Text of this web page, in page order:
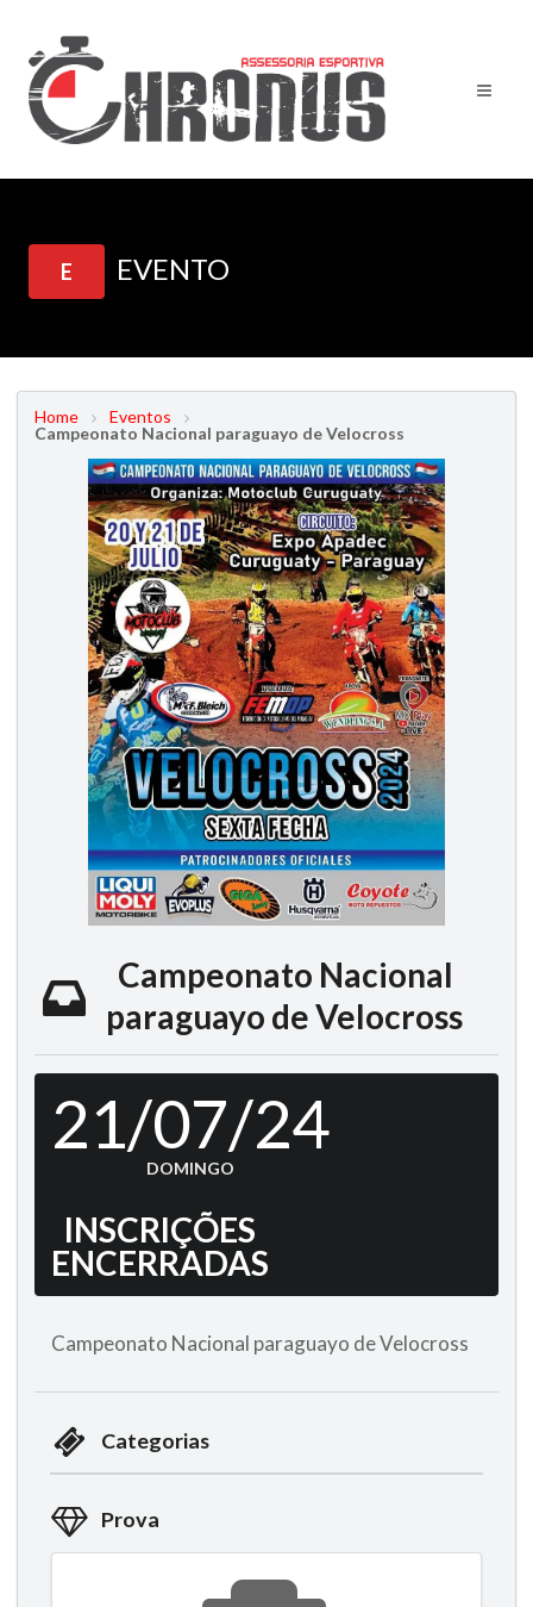
E EVENTO
Home
Eventos
Campeonato Nacional paraguayo de Velocross
Campeonato Nacional
paraguayo de Velocross
21/07/24
DOMINGO
INSCRIÇÕES
ENCERRADAS
Campeonato Nacional paraguayo de Velocross
Categorias
Prova